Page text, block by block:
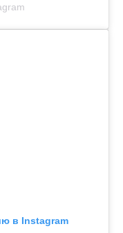
в Instagram